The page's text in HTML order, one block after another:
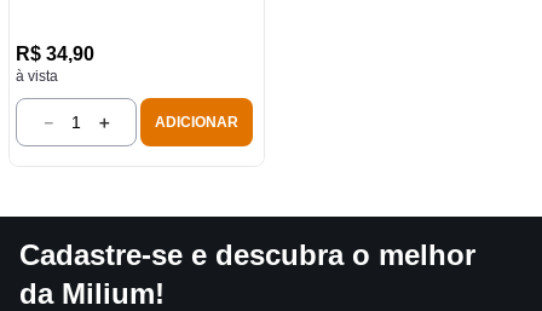
R$ 34,90
à vista
＋
－ ADICIONAR
Cadastre-se e descubra o melhor
da Milium!